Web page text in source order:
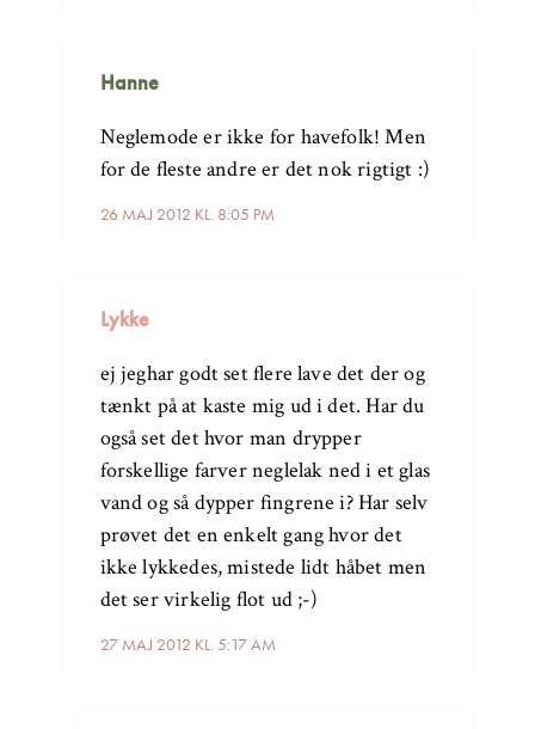
Hanne
26 MAJ 2012 KL. 8:05 PM
Neglemode er ikke for havefolk! Men
for de fleste andre er det nok rigtigt :)
Lykke
27 MAJ 2012 KL. 5:17 AM
ej jeghar godt set flere lave det der og
tænkt på at kaste mig ud i det. Har du
også set det hvor man drypper
forskellige farver neglelak ned i et glas
vand og så dypper fingrene i? Har selv
prøvet det en enkelt gang hvor det
ikke lykkedes, mistede lidt håbet men
det ser virkelig flot ud ;-)